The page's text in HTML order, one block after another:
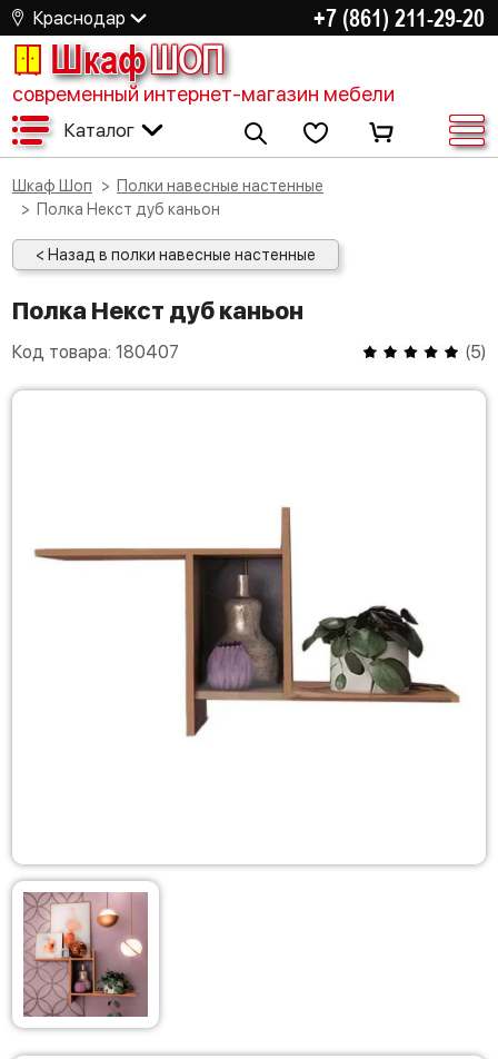
Краснодар +7 (861) 211-29-20
ШкафШОП
современный интернет-магазин мебели
Каталог
Шкаф Шоп
Полки навесные настенные
Полка Некст дуб каньон
< Назад в полки навесные настенные
Полка Некст дуб каньон
Код товара: 180407 (5)